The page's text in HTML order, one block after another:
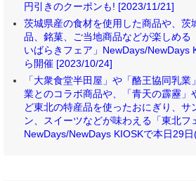
円引きのクーポンも! [2023/11/21]
茨城県産の食材を使用した商品や、茨
品、銘菓、ご当地商品などが楽しめる
いばらきフェア」NewDays/NewDays
ら開催 [2023/10/24]
「大衆食堂半田屋」や「酪王協同乳
業とのコラボ商品や、「青天の霹靂」
ど東北の特産品を使ったおにぎり、サ
ン、スイーツなどが味わえる「東北フ
NewDays/NewDays KIOSKで本日29